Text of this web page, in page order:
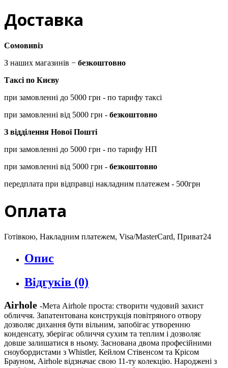
Доставка
Сомовивіз
З наших магазинів − безкоштовно
Таксі по Києву
при замовленні до 5000 грн - по тарифу таксі
при замовленні від 5000 грн - безкоштовно
З відділення Нової Пошті
при замовленні до 5000 грн - по тарифу НП
при замовленні від 5000 грн - безкоштовно
передплата при відправці накладним платежем - 500грн
Оплата
Готівкою, Накладним платежем, Visa/MasterCard, Приват24
Опис
Відгуків (0)
Airhole -Мета Airhole проста: створити чудовий захист
обличчя. Запатентована конструкція повітряного отвору
дозволяє дихання бути вільним, запобігає утворенню
конденсату, зберігає обличчя сухим та теплим і дозволяє
довше залишатися в ньому. Заснована двома професійними
сноубордистами з Whistler, Кейлом Стівенсом та Крісом
Брауном, Airhole відзначає свою 11-ту колекцію. Народжені з